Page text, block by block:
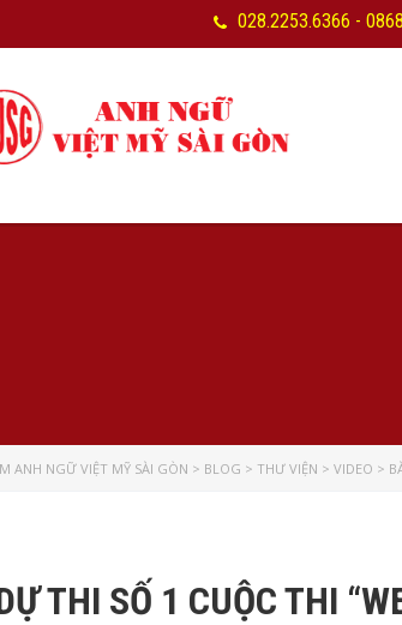
028.2253.6366 -
ANH NGỮ VIỆT MỸ SÀI GÒN > BLOG > THƯ VIỆN > VIDEO >
THI SỐ 1 CUỘC THI